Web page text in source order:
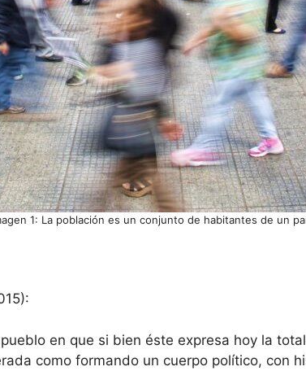
1: La población es un conjunto de habitantes de un
en que si bien éste expresa hoy la
como formando un cuerpo político, con